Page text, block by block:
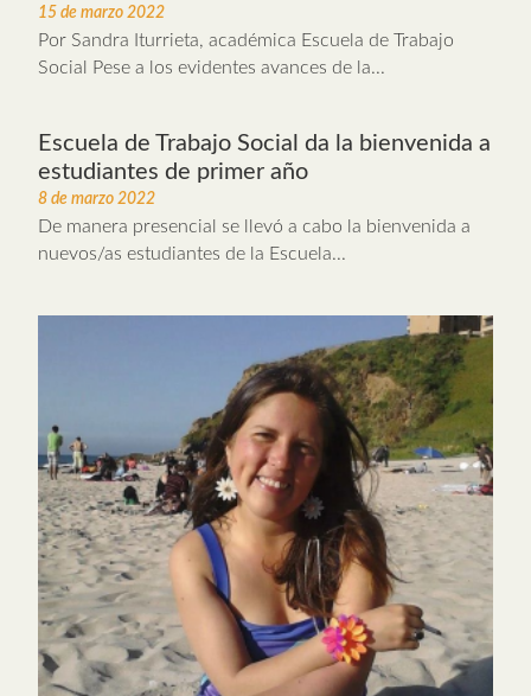
15 de marzo 2022
Por Sandra Iturrieta, académica Escuela de Trabajo
Social Pese a los evidentes avances de la...
Escuela de Trabajo Social da la bienvenida a
estudiantes de primer año
8 de marzo 2022
De manera presencial se llevó a cabo la bienvenida a
nuevos/as estudiantes de la Escuela...